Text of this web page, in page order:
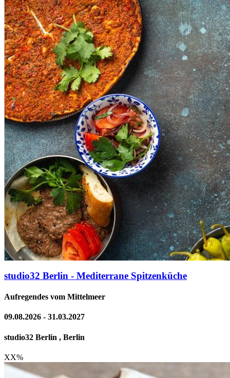
studio32 Berlin - Mediterrane Spitzenküche
Aufregendes vom Mittelmeer
09.08.2026 - 31.03.2027
studio32 Berlin , Berlin
XX%